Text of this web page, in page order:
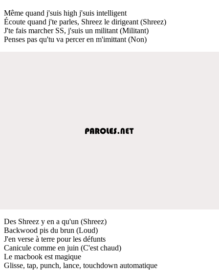
Même quand j'suis high j'suis intelligent
Écoute quand j'te parles, Shreez le dirigeant (Shreez)
J'te fais marcher SS, j'suis un militant (Militant)
Penses pas qu'tu va percer en m'imittant (Non)
Des Shreez y en a qu'un (Shreez)
Backwood pis du brun (Loud)
J'en verse à terre pour les défunts
Canicule comme en juin (C'est chaud)
Le macbook est magique
Glisse, tap, punch, lance, touchdown automatique